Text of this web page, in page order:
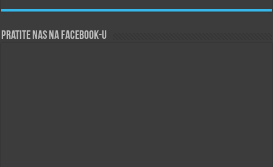
Pratite nas na Facebook-u